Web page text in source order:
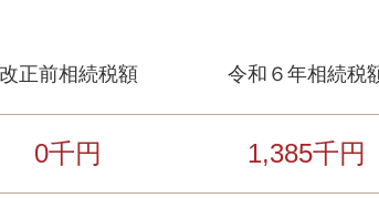
改正前相続税額 令和６年相続税
0千円 1,385千円